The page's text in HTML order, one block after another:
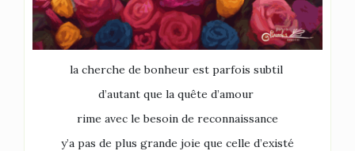
la cherche de bonheur est parfois subtil
d’autant que la quête d’amour
rime avec le besoin de reconnaissance
y’a pas de plus grande joie que celle d’existé